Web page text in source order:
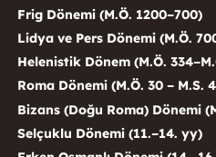
Frig Dönemi (M.Ö. 1200–700)
Lidya ve Pers Dönemi (M.Ö.
Helenistik Dönem (M.Ö.
Roma Dönemi (M.Ö. 30 – M.S.
Bizans (Doğu Roma) Dönemi
Selçuklu Dönemi (11.–14. yy)